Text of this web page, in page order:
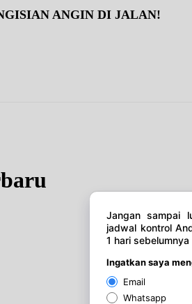
ANGIN DI JALAN!